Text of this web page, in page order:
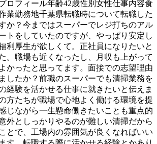
ロフィール年齢42歳性別女性仕事内容食
業勤務地千葉県転職時について転職した
か？今まではスーパーでレジ打ちのアル
トをしていたのですが、やっぱり安定し
利厚生が欲しくて。正社員になりたいと
。職場も近くなったし、月収も上がって
かったと思ってます。面接での志望理由
したか？前職のスーパーでも清掃業務を
経験を活かせる仕事に就きたいと伝えま
方たちが職場で心地よく働ける環境を提
じながら一生懸命働きたいことも重点的
外としっかりやるのが難しい清掃だから
とで、工場内の雰囲気が良くなればいい